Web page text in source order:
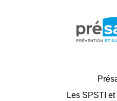
Les SPSTI